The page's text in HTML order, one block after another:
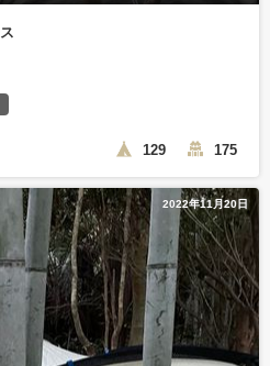
129 175
2022年11月20日